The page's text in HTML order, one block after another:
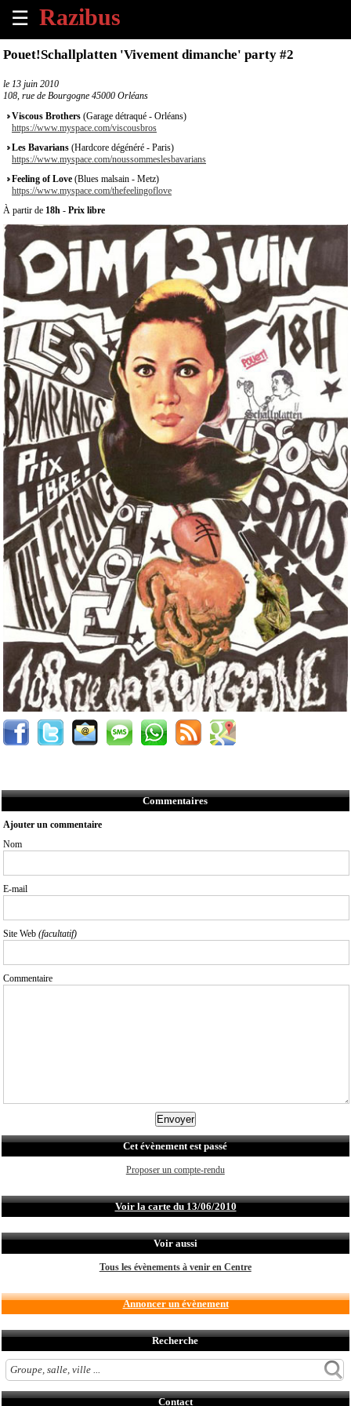
☰
×
Tous
les
évènements
à
venir
Annoncer
évènement
Contact
propos
Pouet!Schallplatten 'Vivement dimanche' party #2
le 13 juin 2010
108, rue de Bourgogne 45000 Orléans
Viscous Brothers (Garage détraqué - Orléans)
https://www.myspace.com/viscousbros
Les Bavarians (Hardcore dégénéré - Paris)
https://www.myspace.com/noussommeslesbavarians
Feeling of Love (Blues malsain - Metz)
https://www.myspace.com/thefeelingoflove
À partir de 18h - Prix libre
Commentaires
Ajouter un commentaire
Nom
E-mail
Site Web (facultatif)
Commentaire
Cet évènement est passé
Proposer un compte-rendu
Voir la carte du 13/06/2010
Voir aussi
Tous les évènements à venir en Centre
Annoncer un évènement
Recherche
Contact